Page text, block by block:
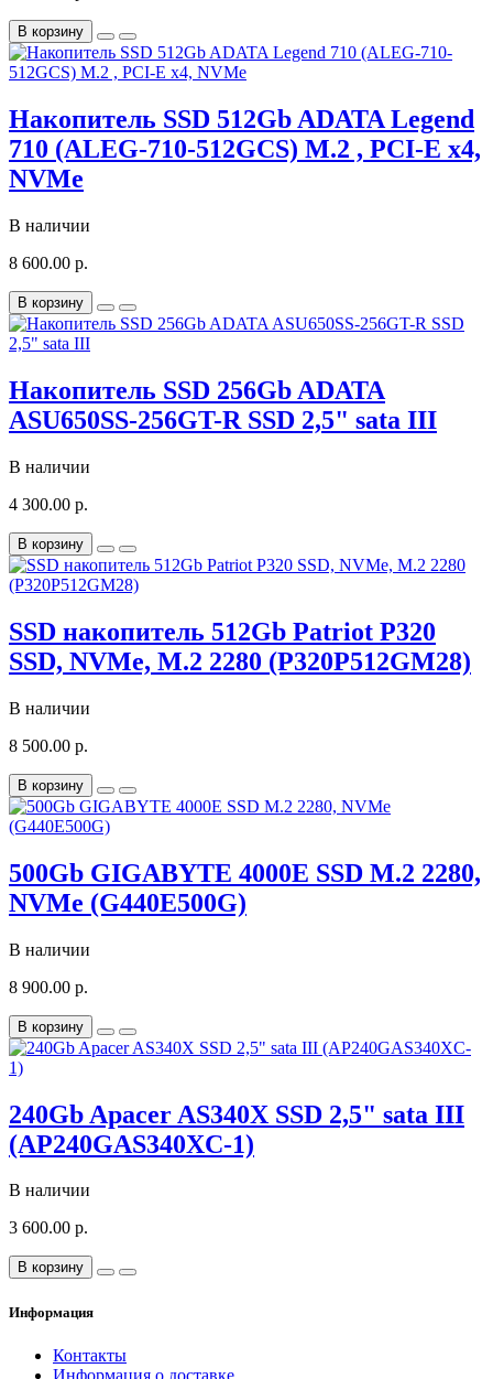
В корзину
Накопитель SSD 512Gb ADATA Legend
710 (ALEG-710-512GCS) M.2 , PCI-E x4,
NVMe
В наличии
8 600.00 р.
В корзину
Накопитель SSD 256Gb ADATA
ASU650SS-256GT-R SSD 2,5" sata III
В наличии
4 300.00 р.
В корзину
SSD накопитель 512Gb Patriot P320
SSD, NVMe, M.2 2280 (P320P512GM28)
В наличии
8 500.00 р.
В корзину
500Gb GIGABYTE 4000E SSD M.2 2280,
NVMe (G440E500G)
В наличии
8 900.00 р.
В корзину
240Gb Apacer AS340X SSD 2,5" sata III
(AP240GAS340XC-1)
В наличии
3 600.00 р.
В корзину
Информация
Контакты
Информация о доставке